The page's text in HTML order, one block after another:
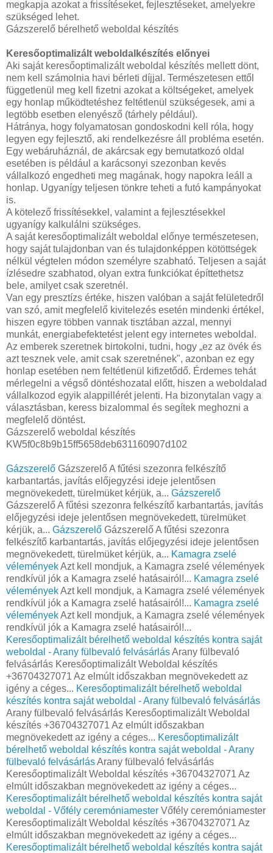
megkapja azokat a frissítéseket, fejlesztéseket, amelyekre
szükséged lehet.
Gázszerelő bérelhető weboldal készítés
Keresőoptimalizált weboldalkészítés előnyei
Aki saját keresőoptimalizált weboldal készítés mellett dönt,
nem kell számolnia havi bérleti díjjal. Természetesen ettől
függetlenül meg kell fizetni azokat a költségeket, amelyek
egy honlap működtetéshez feltétlenül szükségesek, ami a
legtöbb esetben elenyésző (tárhely például).
Hátránya, hogy folyamatosan gondoskodni kell róla, hogy
legyen egy fejlesztő, aki rendelkezésre áll probléma esetén.
Egy webáruháznál, de akárcsak egy bemutatkozó oldal
esetében is például a karácsonyi szezonban kevés
vállalkozó engedheti meg magának, hogy napokra leáll a
honlap. Ugyanígy teljesen tönkre teheti a futó kampányokat
is.
A kötelező frissítésekkel, valamint a fejlesztésekkel
ugyanígy kalkulálni szükséges.
A saját keresőoptimalizált weboldal előnye természetesen,
hogy saját tulajdonban van és tulajdonképpen kötöttségek
nélkül végtelen módon személyre szabható. Teljesen a saját
ízlésedre szabhatod, olyan extra funkciókat építtethetsz
bele, amilyet csak szeretnél.
Van egy presztízs értéke, hiszen valóban a saját felületedről
van szó, amit megfelelő kivitelezés esetén mindenki értékel,
hiszen egyre többen vannak tisztában azzal, mennyi
munkát, energiabefektetést jelent egy internetes weboldal.
Az emberek szeretnek birtokolni, tudni, hogy „ez az övék és
azt tesznek vele, amit csak szeretnének", azonban ez egy
honlap esetében nem feltétlenül kifizetődő. Érdemes tehát
mérlegelni a végső döntéshozatal előtt, hiszen a weboldalad
vállalkozod egyik alappillérét jelenti. Ha bizonytalan vagy a
választásban, keress bizalommal és segítek meghozni a
megfelelő döntést.
Gázszerelő weboldal készítés
KW5f0c8b9b15ff5658deb631160907d102
Gázszerelő Gázszerelő A fűtési szezonra felkészítő
karbantartás, javítás előjegyzési ideje jelentősen
megnövekedett, türelmüket kérjük, a... Gázszerelő
Gázszerelő A fűtési szezonra felkészítő karbantartás, javítás
előjegyzési ideje jelentősen megnövekedett, türelmüket
kérjük, a... Gázszerelő Gázszerelő A fűtési szezonra
felkészítő karbantartás, javítás előjegyzési ideje jelentősen
megnövekedett, türelmüket kérjük, a... Kamagra zselé
véleményekAzt kell mondjuk, a Kamagra zselé vélemények
rendkívül jók a Kamagra zselé hatásairól!... Kamagra zselé
véleményekAzt kell mondjuk, a Kamagra zselé vélemények
rendkívül jók a Kamagra zselé hatásairól!... Kamagra zselé
véleményekAzt kell mondjuk, a Kamagra zselé vélemények
rendkívül jók a Kamagra zselé hatásairól!...
Keresőoptimalizált bérelhető weboldal készítés kontra saját
weboldal - Arany fülbevaló felvásárlásArany fülbevaló
felvásárlás Keresőoptimalizált Weboldal készítés
+36704327071 Az elmúlt időszakban megnövekedett az
igény a céges... Keresőoptimalizált bérelhető weboldal
készítés kontra saját weboldal - Arany fülbevaló felvásárlás
Arany fülbevaló felvásárlás Keresőoptimalizált Weboldal
készítés +36704327071 Az elmúlt időszakban
megnövekedett az igény a céges... Keresőoptimalizált
bérelhető weboldal készítés kontra saját weboldal - Arany
fülbevaló felvásárlásArany fülbevaló felvásárlás
Keresőoptimalizált Weboldal készítés +36704327071 Az
elmúlt időszakban megnövekedett az igény a céges...
Keresőoptimalizált bérelhető weboldal készítés kontra saját
weboldal - Vőfély ceremóniamester Vőfély ceremóniamester
Keresőoptimalizált Weboldal készítés +36704327071 Az
elmúlt időszakban megnövekedett az igény a céges...
Keresőoptimalizált bérelhető weboldal készítés kontra saját